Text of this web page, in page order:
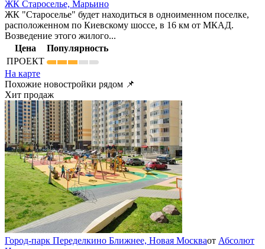
ЖК Староселье, Марьино
ЖК "Староселье" будет находиться в одноименном поселке,
расположенном по Киевскому шоссе, в 16 км от МКАД.
Возведение этого жилого...
Цена
Популярность
ПРОЕКТ
На карте
Похожие новостройки рядом 📌
Хит продаж
Город-парк Переделкино Ближнее, Новая Москваот Абсолют